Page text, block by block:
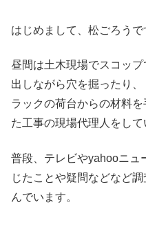
はじめまして、松ごろうで
昼間は土木現場でスコッ
出しながら穴を掘ったり
ラックの荷台からの材料
た工事の現場代理人をして
普段、テレビやyahooニュ
じたことや疑問などなど
んでいます。